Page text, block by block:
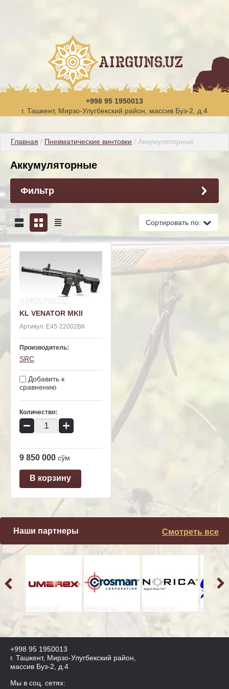
+998 95 1950013
г. Ташкент, Мирзо-Улугбекский район, массив Буз-2, д.4
Главная / Пневматические винтовки / Аккумуляторные
Аккумуляторные
Фильтр
Сортировать по:
KL VENATOR MKII
Артикул: E45-22002BK
Производитель:
SRC
Добавить к
сравнению
Количество:
− +
9 850 000 сўм
В корзину
Наши партнеры Смотреть все
+998 95 1950013
г. Ташкент, Мирзо-Улугбекский район,
массив Буз-2, д.4
Мы в соц. сетях: